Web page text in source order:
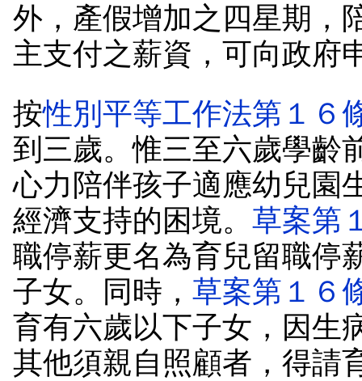
外，產假增加之四星期，
主支付之薪資，可向政府
按性別平等工作法第１６
到三歲。惟三至六歲學齡
心力陪伴孩子適應幼兒園
經濟支持的困境。 草案第
職停薪更名為育兒留職停
子女。同時， 草案第１６
育有六歲以下子女，因生
其他須親自照顧者，得請